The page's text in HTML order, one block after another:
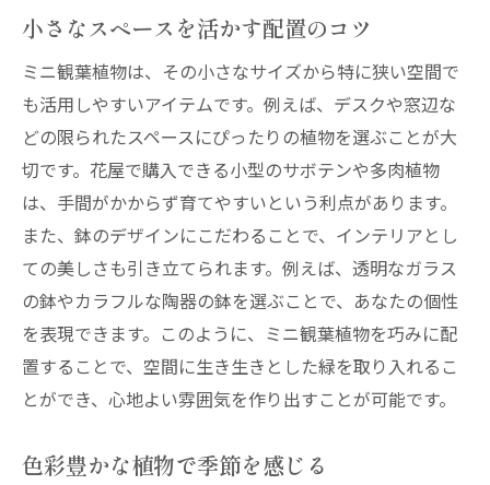
小さなスペースを活かす配置のコツ
ミニ観葉植物は、その小さなサイズから特に狭い空間で
も活用しやすいアイテムです。例えば、デスクや窓辺な
どの限られたスペースにぴったりの植物を選ぶことが大
切です。花屋で購入できる小型のサボテンや多肉植物
は、手間がかからず育てやすいという利点があります。
また、鉢のデザインにこだわることで、インテリアとし
ての美しさも引き立てられます。例えば、透明なガラス
の鉢やカラフルな陶器の鉢を選ぶことで、あなたの個性
を表現できます。このように、ミニ観葉植物を巧みに配
置することで、空間に生き生きとした緑を取り入れるこ
とができ、心地よい雰囲気を作り出すことが可能です。
色彩豊かな植物で季節を感じる